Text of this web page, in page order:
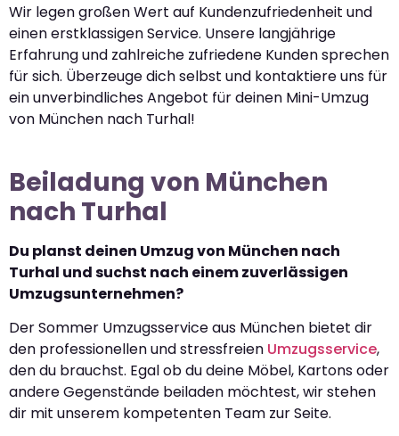
Wir legen großen Wert auf Kundenzufriedenheit und
einen erstklassigen Service. Unsere langjährige
Erfahrung und zahlreiche zufriedene Kunden sprechen
für sich. Überzeuge dich selbst und kontaktiere uns für
ein unverbindliches Angebot für deinen Mini-Umzug
von München nach Turhal!
Beiladung von München
nach Turhal
Du planst deinen Umzug von München nach
Turhal und suchst nach einem zuverlässigen
Umzugsunternehmen?
Der Sommer Umzugsservice aus München bietet dir
den professionellen und stressfreien Umzugsservice,
den du brauchst. Egal ob du deine Möbel, Kartons oder
andere Gegenstände beiladen möchtest, wir stehen
dir mit unserem kompetenten Team zur Seite.